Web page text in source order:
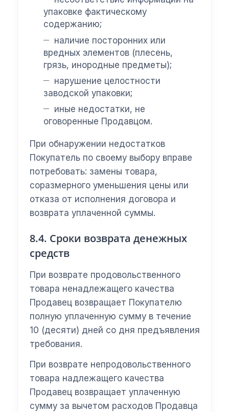
упаковке фактическому
содержанию;
наличие посторонних или
вредных элементов (плесень,
грязь, инородные предметы);
нарушение целостности
заводской упаковки;
иные недостатки, не
оговоренные Продавцом.
При обнаружении недостатков
Покупатель по своему выбору вправе
потребовать: замены товара,
соразмерного уменьшения цены или
отказа от исполнения договора и
возврата уплаченной суммы.
8.4. Сроки возврата денежных
средств
При возврате продовольственного
товара ненадлежащего качества
Продавец возвращает Покупателю
полную уплаченную сумму в течение
10 (десяти) дней со дня предъявления
требования.
При возврате непродовольственного
товара надлежащего качества
Продавец возвращает уплаченную
сумму за вычетом расходов Продавца